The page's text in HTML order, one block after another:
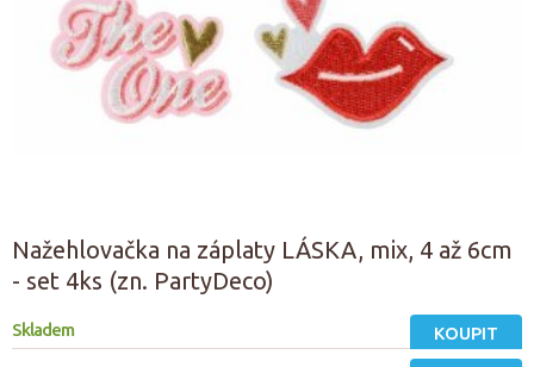
Nažehlovačka na záplaty LÁSKA, mix, 4 až 6cm
- set 4ks (zn. PartyDeco)
Skladem KOUPIT